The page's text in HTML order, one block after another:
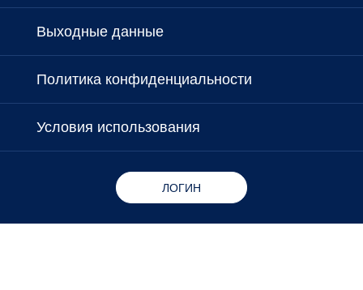
Выходные данные
Политика конфиденциальности
Условия использования
ЛОГИН